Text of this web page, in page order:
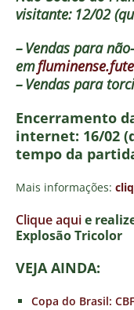
visitante: 12/02
–Vendas para n
em
–Vendas para
Encerramento
internet: 16/02
tempo da
Mais informações:
Clique aquie
Explosão Tricolor
VEJA AINDA:
Copa do Brasil: